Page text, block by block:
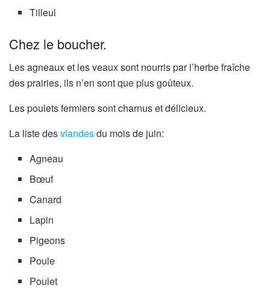
Tilleul
Chez le boucher.
Les agneaux et les veaux sont nourris par l’herbe fraîche
des prairies, ils n’en sont que plus goûteux.
Les poulets fermiers sont charnus et délicieux.
La liste desviandesdu mois de juin:
Agneau
Bœuf
Canard
Lapin
Pigeons
Poule
Poulet